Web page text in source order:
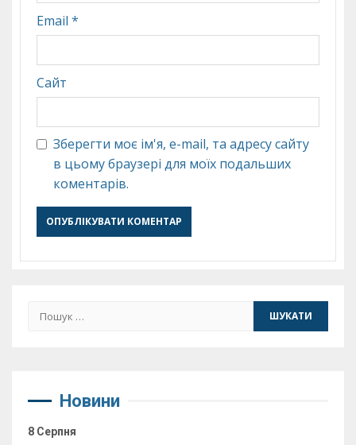
Email *
Сайт
Зберегти моє ім'я, e-mail, та адресу сайту
в цьому браузері для моїх подальших
коментарів.
Пошук:
Новини
8 Серпня